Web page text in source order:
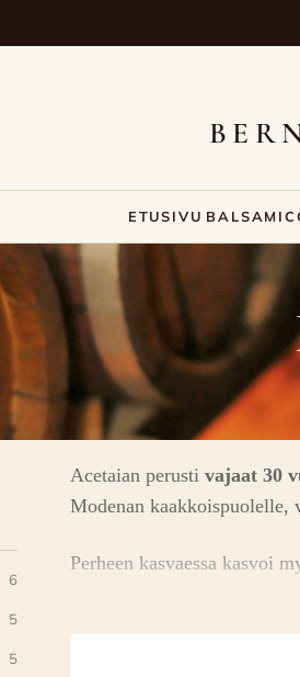
ETUSIVU
6
5
5
Acetaian perusti vajaat 30
Modenan kaakkoispuolelle,
Perheen kasvaessa kasvoi
Balsamico Tradizionalen